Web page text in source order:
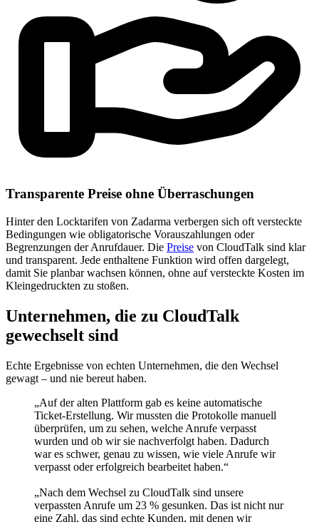
Transparente Preise ohne Überraschungen
Hinter den Locktarifen von Zadarma verbergen sich oft versteckte
Bedingungen wie obligatorische Vorauszahlungen oder
Begrenzungen der Anrufdauer. Die Preise von CloudTalk sind klar
und transparent. Jede enthaltene Funktion wird offen dargelegt,
damit Sie planbar wachsen können, ohne auf versteckte Kosten im
Kleingedruckten zu stoßen.
Unternehmen, die zu CloudTalk
gewechselt sind
Echte Ergebnisse von echten Unternehmen, die den Wechsel
gewagt – und nie bereut haben.
„Auf der alten Plattform gab es keine automatische
Ticket-Erstellung. Wir mussten die Protokolle manuell
überprüfen, um zu sehen, welche Anrufe verpasst
wurden und ob wir sie nachverfolgt haben. Dadurch
war es schwer, genau zu wissen, wie viele Anrufe wir
verpasst oder erfolgreich bearbeitet haben.“
„Nach dem Wechsel zu CloudTalk sind unsere
verpassten Anrufe um 23 % gesunken. Das ist nicht nur
eine Zahl, das sind echte Kunden, mit denen wir